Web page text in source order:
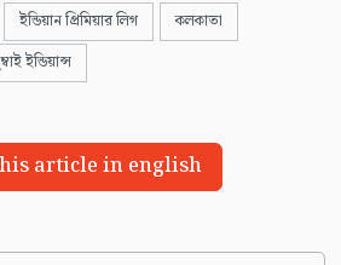
ইন্ডিয়ান প্রিমিয়ার লিগ
কলকাতা
ইন্ডিয়ান্স
article in english